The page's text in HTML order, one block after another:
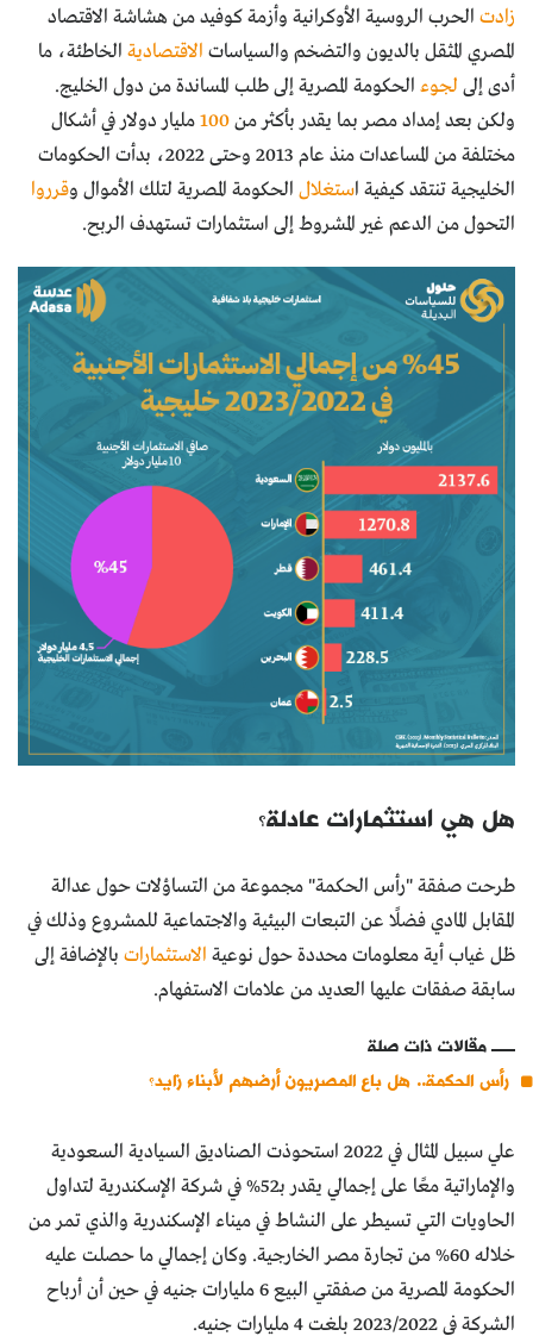
زادت الحرب الروسية الأوكرانية وأزمة كوفيد من هشاشة الاقتصاد
المصري المثقل بالديون والتضخم والسياسات الاقتصادية الخاطئة، ما
أدى إلى لجوء الحكومة المصرية إلى طلب المساندة من دول الخليج.
ولكن بعد إمداد مصر بما يقدر بأكثر من100مليار دولار في أشكال
مختلفة من المساعدات منذ عام 2013 وحتى 2022، بدأت الحكومات
الخليجية تنتقد كيفية استغلال الحكومة المصرية لتلك الأموال وقرروا
التحول من الدعم غير المشروط إلى استثمارات تستهدف الربح.
هل هي استثمارات عادلة؟
طرحت صفقة "رأس الحكمة" مجموعة من التساؤلات حول عدالة
المقابل المادي فضلًا عن التبعات البيئية والاجتماعية للمشروع وذلك في
ظل غياب أية معلومات محددة حول نوعية الاستثمارات بالإضافة إلى
سابقة صفقات عليها العديد من علامات الاستفهام.
مقالات ذات صلة
رأس الحكمة.. هل باع المصريون أرضهم لأبناء زايد؟
علي سبيل المثال في 2022 استحوذت الصناديق السيادية السعودية
والإماراتية معًا على إجمالي يقدر بـ52% في شركة الإسكندرية لتداول
الحاويات التي تسيطر على النشاط في ميناء الإسكندرية والذي تمر من
خلاله 60% من تجارة مصر الخارجية. وكان إجمالي ما حصلت عليه
الحكومة المصرية من صفقتي البيع 6 مليارات جنيه في حين أن أرباح
الشركة في 2023/2022 بلغت 4 مليارات جنيه.